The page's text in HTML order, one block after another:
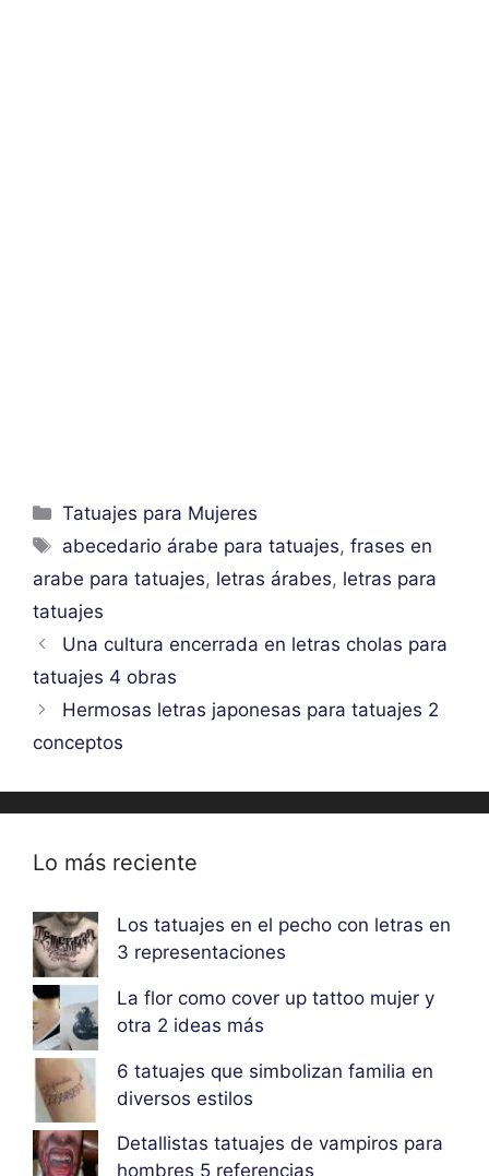
Categorías
Tatuajes para Mujeres
Etiquetas
abecedario árabe para tatuajes,frases en
arabe para tatuajes, letras árabes, letras para
tatuajes
Una cultura encerrada en letras cholas para
tatuajes 4 obras
Hermosas letras japonesas para tatuajes 2
conceptos
Lo más reciente
Los tatuajes en el pecho con letras en
3 representaciones
La flor como cover up tattoo mujer y
otra 2 ideas más
6 tatuajes que simbolizan familia en
diversos estilos
Detallistas tatuajes de vampiros para
hombres 5 referencias